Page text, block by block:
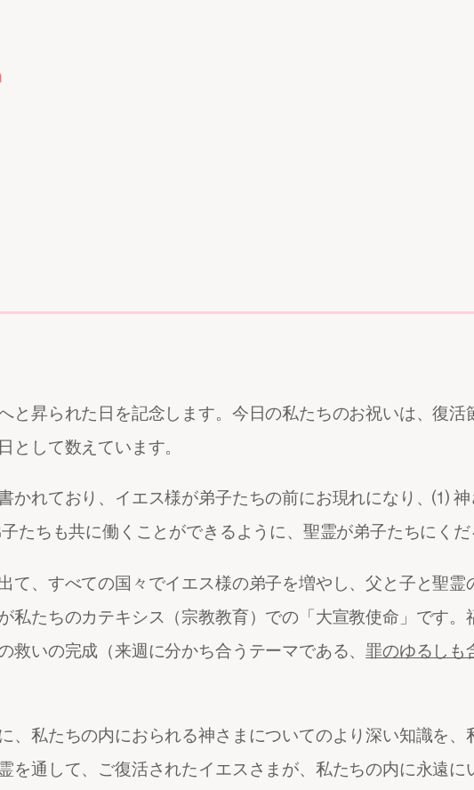
と昇られた日を記念します。今日の私たちのお祝いは、復活
として数えています。
かれており、イエス様が弟子たちの前にお現れになり、⑴
ちも共に働くことができるように、聖霊が弟子たちにくだ
て、すべての国々でイエス様の弟子を増やし、父と子と聖霊
私たちのカテキシス（宗教教育）での「大宣教使命」です
救いの完成（来週に分かち合うテーマである、罪のゆるしも
、私たちの内におられる神さまについてのより深い知識を、
を通して、ご復活されたイエスさまが、私たちの内に永遠に